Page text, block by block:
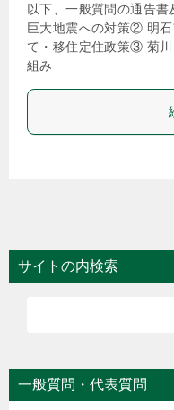
以下、一般質問の通告
巨大地震への対策② 明
て・移住定住政策③ 菊川
組み
サイトの内検索
一般質問・代表質問